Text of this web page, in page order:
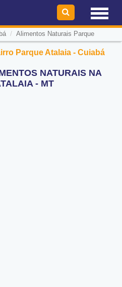
/ Alimentos Naturais Parque
Parque Atalaia - Cuiabá
NATURAIS NA
- MT